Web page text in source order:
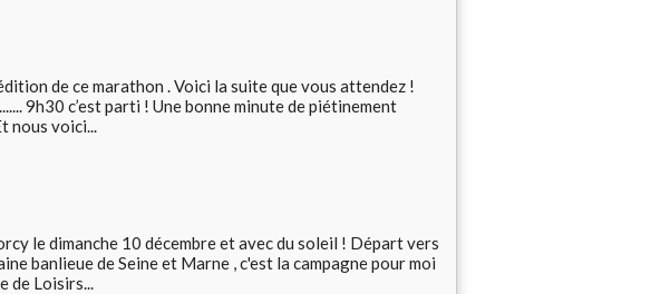
de ce marathon . Voici la suite que vous attendez !
9h30 c’est parti ! Une bonne minute de piétinement
nous voici...
le dimanche 10 décembre et avec du soleil ! Départ vers
banlieue de Seine et Marne , c'est la campagne pour moi
de Loisirs...